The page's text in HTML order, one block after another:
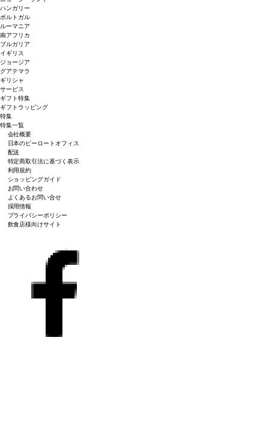
ハンガリー
ポルトガル
ルーマニア
南アフリカ
ブルガリア
イギリス
ジョージア
グアテマラ
ギリシャ
サービス
ギフト特集
ギフトラッピング
特集
特集一覧
会社概要
日本のピーロートオフィス
配送
特定商取引法に基づく表示
利用規約
ショッピングガイド
お問い合わせ
よくあるお問い合せ
採用情報
プライバシーポリシー
飲食店様向けサイト